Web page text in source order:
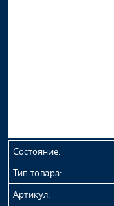
Состояние:
Тип товара:
Артикул: